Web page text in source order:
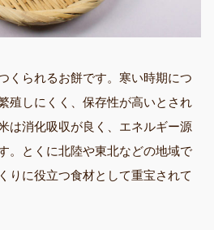
くられるお餅です。寒い時期につ
殖しにくく、保存性が高いとされ
は消化吸収が良く、エネルギー源
。とくに北陸や東北などの地域で
りに役立つ食材として重宝されて